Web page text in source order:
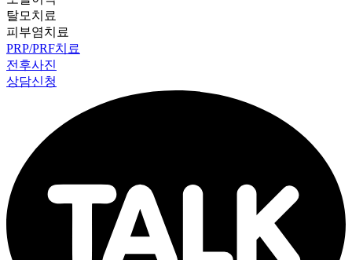
탈모치료
피부염치료
PRP/PRF치료
전후사진
상담신청